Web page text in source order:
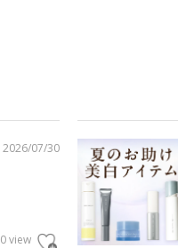
2026/07/30
0 view